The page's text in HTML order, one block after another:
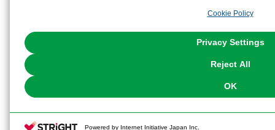
the use of all Cookies except for Strictly Necessary Cookies, please
You can change your consent or rejection settings at any time via
Cookie Policy
Privacy Settings
Reject All
OK
Powered by Internet Initiative Japan Inc.